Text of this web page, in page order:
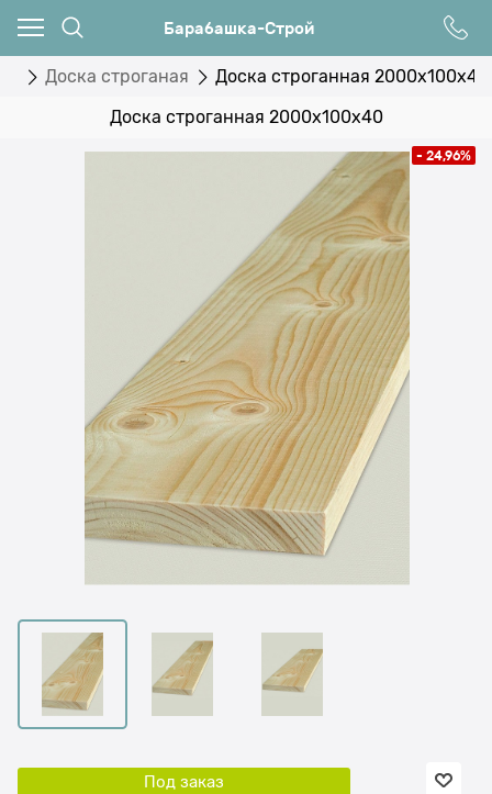
Барабашка-Строй
Доска строганая Доска строганная 2000x100x40
Доска строганная 2000x100x40
- 24,96%
Под заказ